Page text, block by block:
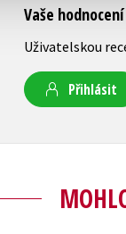
Vaše hodnocení
Uživatelskou
Přihlásit